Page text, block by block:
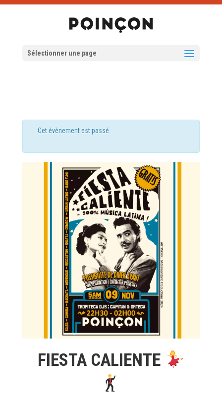
Sélectionner une page
Cet évènement est passé
FIESTA CALIENTE